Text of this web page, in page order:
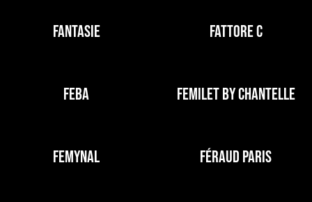
FANTASIE FATTORE C
FEBA FEMILET BY CHANTELLE
FEMYNAL FÉRAUD PARIS